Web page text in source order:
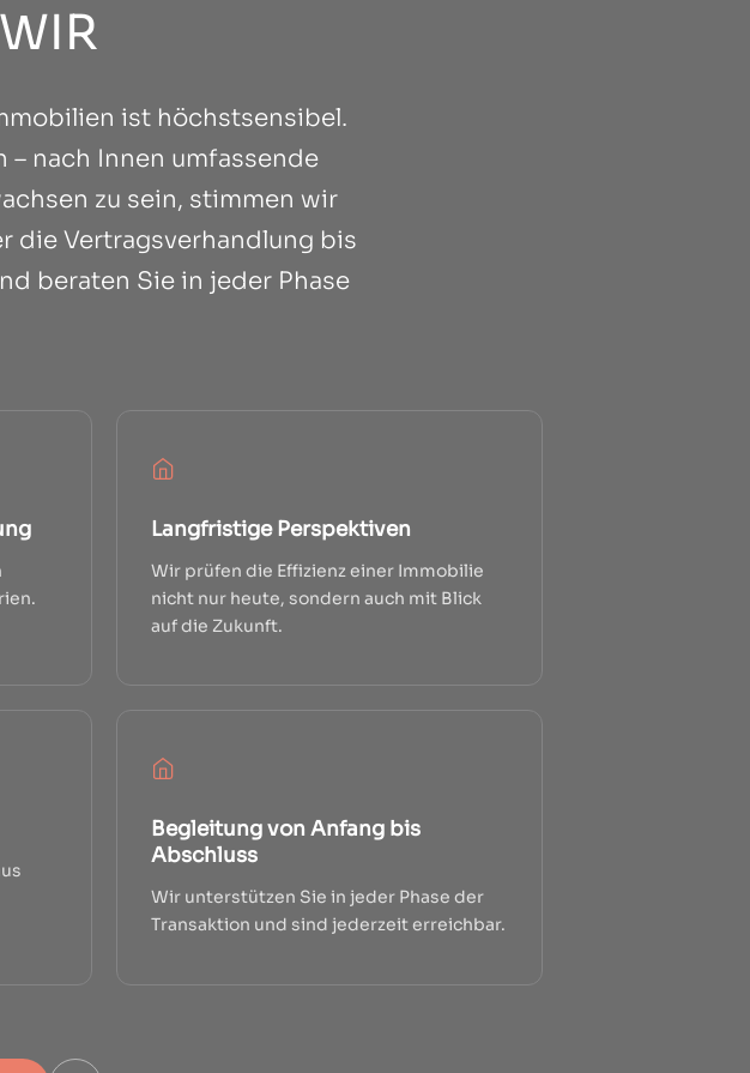
ist höchstsensibel.
– nach Innen umfassende
zu sein, stimmen wir
die Vertragsverhandlung bis
beraten Sie in jeder Phase
Langfristige Perspektiven
Wir prüfen die Effizienz einer Immobilie
nicht nur heute, sondern auch mit Blick
auf die Zukunft.
Begleitung von Anfang bis
Abschluss
Wir unterstützen Sie in jeder Phase der
Transaktion und sind jederzeit erreichbar.